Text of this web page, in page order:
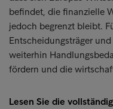
befindet, die finanzielle
jedoch begrenzt bleibt.
Entscheidungsträger
weiterhin
fördern und die
Lesen Sie die